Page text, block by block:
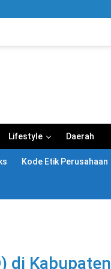
Lifestyle Daerah
Kode Etik Perusahaan
di Kabupaten